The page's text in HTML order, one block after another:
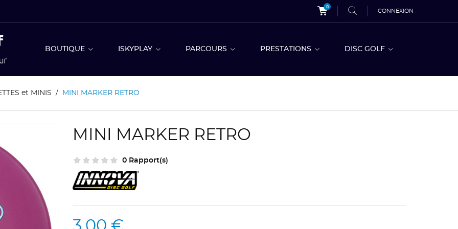
0
CONNEXION
BOUTIQUE ISKYPLAY PARCOURS PRESTATIONS DISC GOLF
et MINIS MINI MARKER RETRO
MINI MARKER RETRO
0 Rapport(s)